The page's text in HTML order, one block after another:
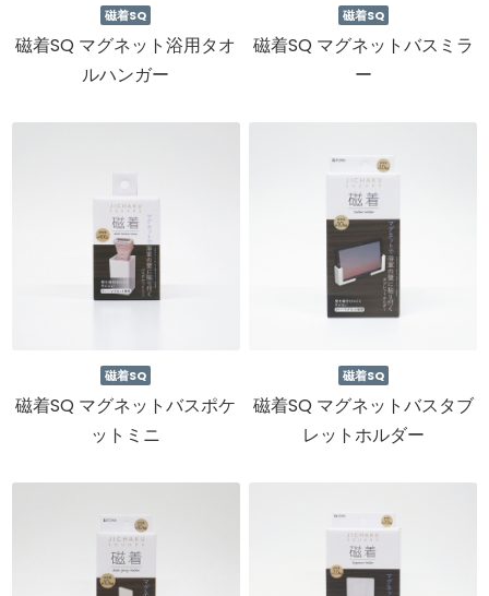
磁着SQ
磁着SQ マグネット浴用タオ
ルハンガー
磁着SQ
磁着SQ マグネットバスミラ
ー
磁着SQ
磁着SQ マグネットバスポケ
ットミニ
磁着SQ
磁着SQ マグネットバスタブ
レットホルダー